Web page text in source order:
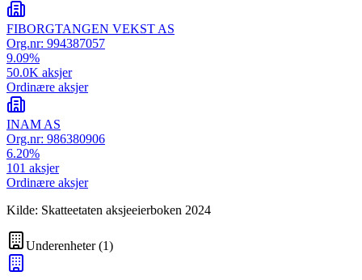
FIBORGTANGEN VEKST AS
Org.nr: 994387057
9.09%
50.0K aksjer
Ordinære aksjer
INAM AS
Org.nr: 986380906
6.20%
101 aksjer
Ordinære aksjer
Kilde: Skatteetaten aksjeeierboken 2024
Underenheter(1)